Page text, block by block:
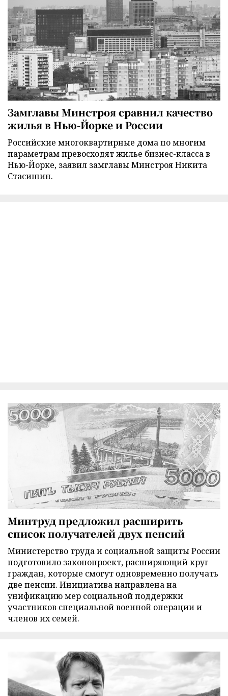
Замглавы Минстроя сравнил качество
жилья в Нью-Йорке и России
Российские многоквартирные дома по многим
параметрам превосходят жилье бизнес-класса в
Нью-Йорке, заявил замглавы Минстроя Никита
Стасишин.
Минтруд предложил расширить
список получателей двух пенсий
Министерство труда и социальной защиты России
подготовило законопроект, расширяющий круг
граждан, которые смогут одновременно получать
две пенсии. Инициатива направлена на
унификацию мер социальной поддержки
участников специальной военной операции и
членов их семей.